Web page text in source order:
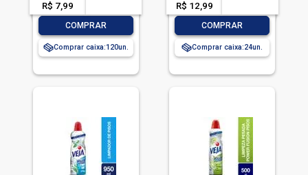
R$ 7,99
COMPRAR
Comprar caixa:120
R$ 12,99
COMPRAR
Comprar caixa:24